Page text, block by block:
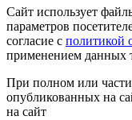
Сайт использует
параметров
согласие с политикой
применением данных
При полном или
опубликованных на
на сайт